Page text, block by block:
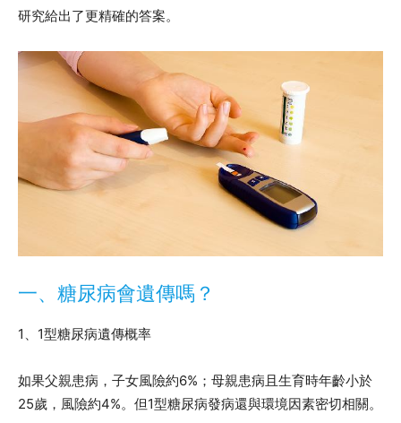
研究給出了更精確的答案。
一、糖尿病會遺傳嗎？
1、1型糖尿病遺傳概率
如果父親患病，子女風險約6%；母親患病且生育時年齡小於
25歲，風險約4%。但1型糖尿病發病還與環境因素密切相關。